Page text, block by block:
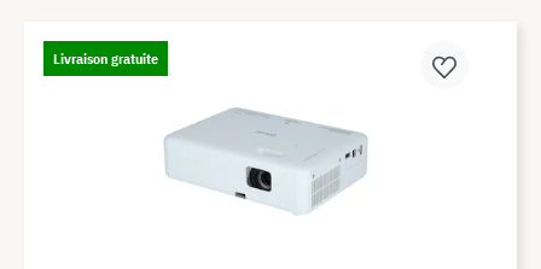
Livraison gratuite